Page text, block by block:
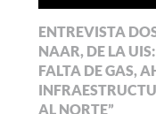
ENTREVISTA
NAAR, DE LA
FALTA DE GAS,
AL NORTE”